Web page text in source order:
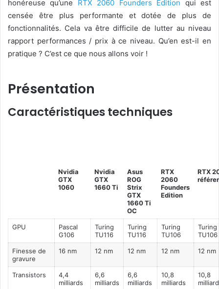
honéreuse qu’une RTX 2060 Founders Edition qui est
censée être plus performante et dotée de plus de
fonctionnalités. Cela va être difficile de lutter au niveau
rapport performances / prix à ce niveau. Qu’en est-il en
pratique ? C’est ce que nous allons voir !
Présentation
Caractéristiques techniques
Nvidia
GTX
1060
Nvidia
GTX
1660 Ti
Asus
ROG
Strix
GTX
1660 Ti
OC
RTX
2060
Founders
Edition
RTX
GPU
Pascal
G106
Turing
TU116
Turing
TU116
Turing
TU106
Turing
TU106
Finesse de
gravure
16 nm 12 nm 12 nm 12 nm 12 nm
Transistors
4,4
milliards
6,6
milliards
6,6
milliards
10,8
milliards
10,8